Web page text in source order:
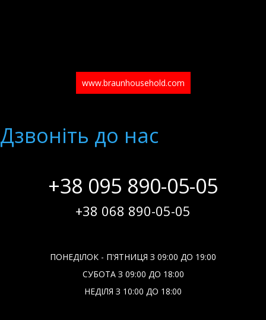
www.braunhousehold.com
Дзвонiть до нас
+38 095 890-05-05
+38 068 890-05-05
ПОНЕДІЛОК - П'ЯТНИЦЯ З 09:00 ДО 19:00
СУБОТА З 09:00 ДО 18:00
НЕДІЛЯ З 10:00 ДО 18:00